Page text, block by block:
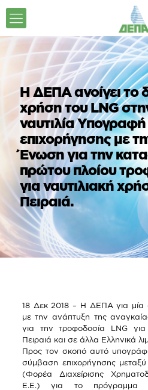
Η ΔΕΠΑ ανοίγει το
χρήση του LNG
ναυτιλία
επιχορήγησης με
Ένωση για την
πρώτου πλοίου
για ναυτιλιακή
Πειραιά.
18 Δεκ 2018 – Η ΔΕΠΑ για μία
με την ανάπτυξη της
για την τροφοδοσία LNG για
Πειραιά και σε άλλα Ελληνικά
Προς τον σκοπό αυτό
σύμβαση επιχορήγησης
(Φορέα Διαχείρισης
Ε.Ε.) για το πρόγραμμα